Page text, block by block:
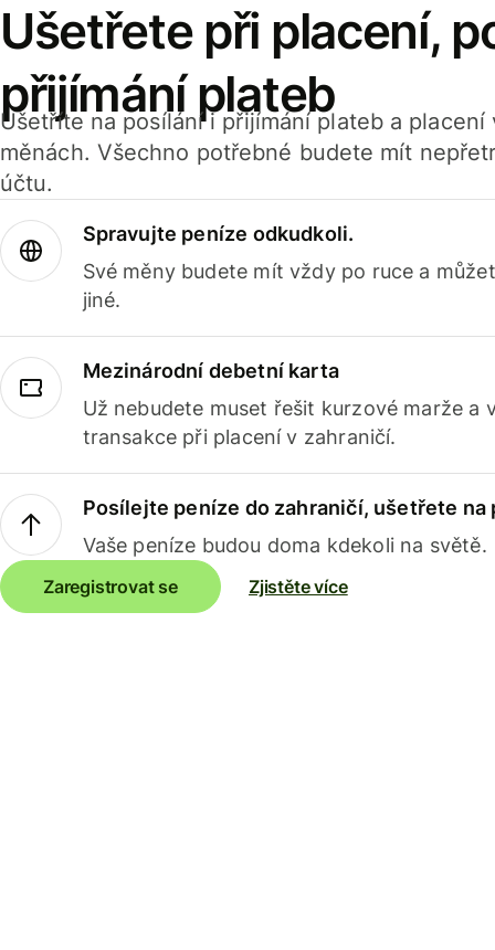
Ušetřete při placení,
přijímání plateb
Ušetříte na posílání i přijímání plateb a
měnách. Všechno potřebné budete mít
účtu.
Spravujte peníze odkudkoli.
Své měny budete mít vždy po ruce a
jiné.
Mezinárodní debetní karta
Už nebudete muset řešit kurzové marže a
transakce při placení v zahraničí.
Posílejte peníze do zahraničí, ušetřete na
Vaše peníze budou doma kdekoli na světě.
Zaregistrovat se Zjistěte více